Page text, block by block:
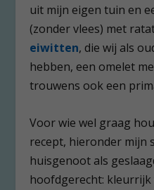
uit mijn eigen tuin en
(zonder vlees) met
eiwitten, die wij als
hebben, een omelet
trouwens ook een
Voor wie wel graag
recept, hieronder mijn
huisgenoot als
hoofdgerecht: kleurrijk